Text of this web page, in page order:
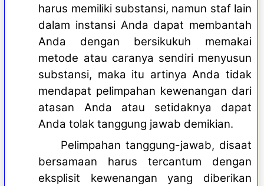
harus memiliki substansi, namun staf lain
dalam instansi Anda dapat membantah
Anda dengan bersikukuh memakai
metode atau caranya sendiri menyusun
substansi, maka itu artinya Anda tidak
mendapat pelimpahan kewenangan dari
atasan Anda atau setidaknya dapat
Anda tolak tanggung jawab demikian.
Pelimpahan tanggung-jawab, disaat
bersamaan harus tercantum dengan
eksplisit kewenangan yang diberikan